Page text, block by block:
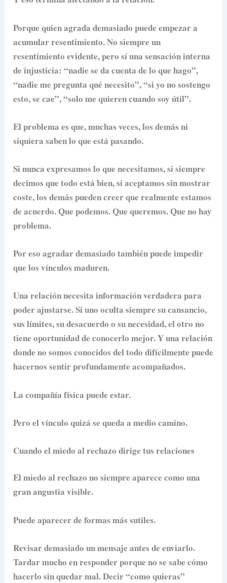
Porque quien agrada demasiado puede empezar a
acumular resentimiento. No siempre un
resentimiento evidente, pero sí una sensación interna
de injusticia: “nadie se da cuenta de lo que hago”,
“nadie me pregunta qué necesito”, “si yo no sostengo
esto, se cae”, “solo me quieren cuando soy útil”.
El problema es que, muchas veces, los demás ni
siquiera saben lo que está pasando.
Si nunca expresamos lo que necesitamos, si siempre
decimos que todo está bien, si aceptamos sin mostrar
coste, los demás pueden creer que realmente estamos
de acuerdo. Que podemos. Que queremos. Que no hay
problema.
Por eso agradar demasiado también puede impedir
que los vínculos maduren.
Una relación necesita información verdadera para
poder ajustarse. Si uno oculta siempre su cansancio,
sus límites, su desacuerdo o su necesidad, el otro no
tiene oportunidad de conocerlo mejor. Y una relación
donde no somos conocidos del todo difícilmente puede
hacernos sentir profundamente acompañados.
La compañía física puede estar.
Pero el vínculo quizá se queda a medio camino.
Cuando el miedo al rechazo dirige tus relaciones
El miedo al rechazo no siempre aparece como una
gran angustia visible.
Puede aparecer de formas más sutiles.
Revisar demasiado un mensaje antes de enviarlo.
Tardar mucho en responder porque no se sabe cómo
hacerlo sin quedar mal. Decir “como quieras”